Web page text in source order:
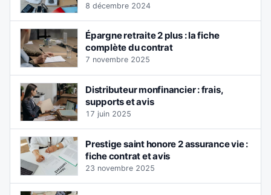
8 décembre 2024
Épargne retraite 2 plus : la fiche
complète du contrat
7 novembre 2025
Distributeur monfinancier : frais,
supports et avis
17 juin 2025
Prestige saint honore 2 assurance vie :
fiche contrat et avis
23 novembre 2025